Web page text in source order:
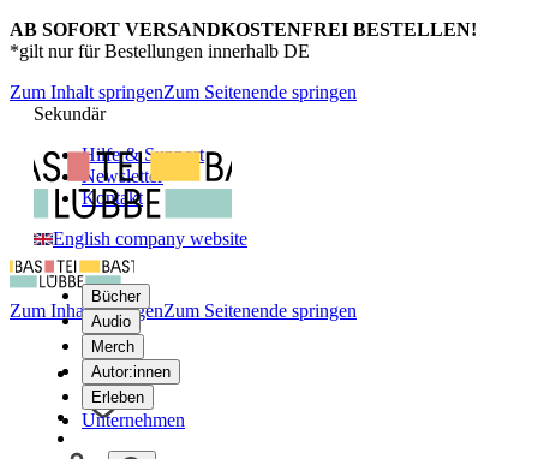
AB SOFORT VERSANDKOSTENFREI BESTELLEN!
*gilt nur für Bestellungen innerhalb DE
Zum Inhalt springenZum Seitenende springen
Sekundär
Hilfe & Support
Newsletter
Kontakt
English company website
Bücher
Audio
Merch
Autor:innen
Erleben
Unternehmen
Zum Inhalt springenZum Seitenende springen